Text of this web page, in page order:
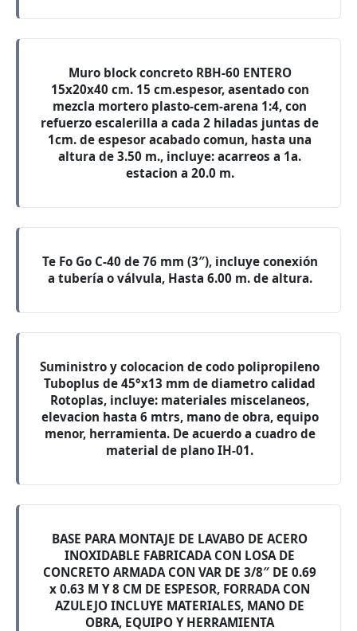
Muro block concreto RBH-60 ENTERO
15x20x40 cm. 15 cm.espesor, asentado con
mezcla mortero plasto-cem-arena 1:4, con
refuerzo escalerilla a cada 2 hiladas juntas de
1cm. de espesor acabado comun, hasta una
altura de 3.50 m., incluye: acarreos a 1a.
estacion a 20.0 m.
Te Fo Go C-40 de 76 mm (3″), incluye conexión
a tubería o válvula, Hasta 6.00 m. de altura.
Suministro y colocacion de codo polipropileno
Tuboplus de 45°x13 mm de diametro calidad
Rotoplas, incluye: materiales miscelaneos,
elevacion hasta 6 mtrs, mano de obra, equipo
menor, herramienta. De acuerdo a cuadro de
material de plano IH-01.
BASE PARA MONTAJE DE LAVABO DE ACERO
INOXIDABLE FABRICADA CON LOSA DE
CONCRETO ARMADA CON VAR DE 3/8″ DE 0.69
x 0.63 M Y 8 CM DE ESPESOR, FORRADA CON
AZULEJO INCLUYE MATERIALES, MANO DE
OBRA, EQUIPO Y HERRAMIENTA